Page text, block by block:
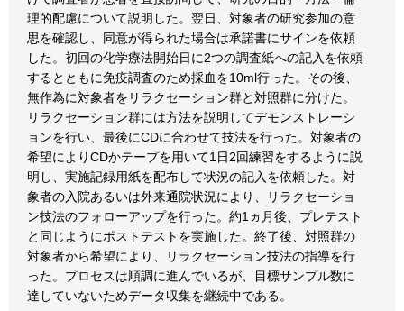
理的配慮について説明した。翌日、対象者の研究参加の意
思を確認し、同意が得られた場合は承諾書にサインを依頼
した。初回の化学療法開始日に2つの調査紙への記入を依頼
するとともに免疫調査のため採血を10ml行った。その後、
無作為に対象者をリラクセーション群と対照群に分けた。
リラクセーション群には方法を説明してデモンストレーシ
ョンを行い、最後にCDに合わせて技法を行った。対象者の
希望によりCDかテープを用いて1日2回練習をするように説
明し、実施記録用紙を配布して状況の記入を依頼した。対
象者の入院あるいは外来通院状況により、リラクセーショ
ン技法のフォローアップを行った。約1ヵ月後、プレテスト
と同じようにポストテストを実施した。終了後、対照群の
対象者から希望により、リラクセーション技法の指導を行
った。プロセスは順調に進んでいるが、目標サンプル数に
達していないためデータ収集を継続中である。